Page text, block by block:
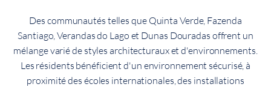
Des communautés telles que Quinta Verde, Fazenda
Santiago, Verandas do Lago et Dunas Douradas offrent un
mélange varié de styles architecturaux et d'environnements.
Les résidents bénéficient d'un environnement sécurisé, à
proximité des écoles internationales, des installations